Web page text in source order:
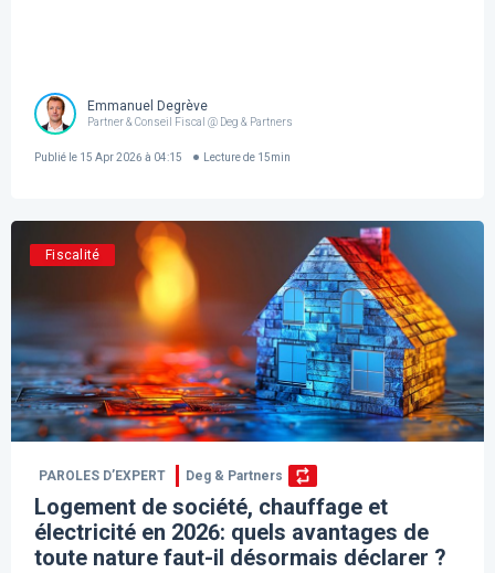
Emmanuel Degrève
Partner & Conseil Fiscal @ Deg & Partners
Publié le 15 Apr 2026 à 04:15 Lecture de 15min
Fiscalité
PAROLES D’EXPERT Deg & Partners
Logement de société, chauffage et
électricité en 2026: quels avantages de
toute nature faut-il désormais déclarer ?